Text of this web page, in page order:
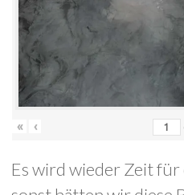
« ‹
Es wird wieder Zeit